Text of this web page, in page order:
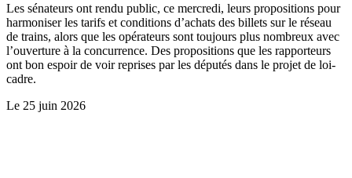
Les sénateurs ont rendu public, ce mercredi, leurs propositions pour
harmoniser les tarifs et conditions d’achats des billets sur le réseau
de trains, alors que les opérateurs sont toujours plus nombreux avec
l’ouverture à la concurrence. Des propositions que les rapporteurs
ont bon espoir de voir reprises par les députés dans le projet de loi-
cadre.
Le 25 juin 2026